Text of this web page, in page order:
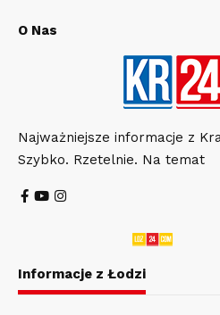
O Nas
Najważniejsze informacje z
Szybko. Rzetelnie. Na temat
Informacje z Łodzi